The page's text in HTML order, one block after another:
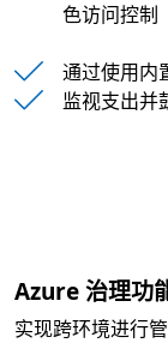
色访问控制
通过使用内
监视支出并
Azure 治理功
实现跨环境进行管